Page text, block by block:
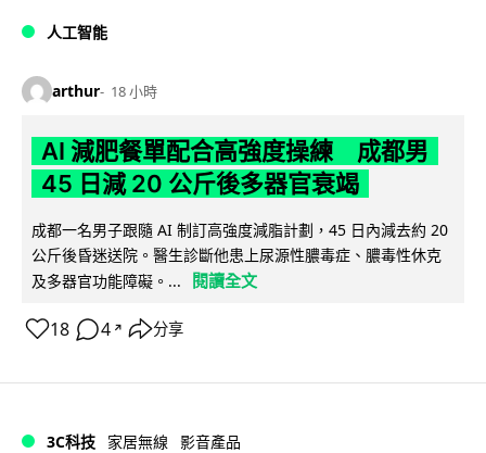
人工智能
arthur 18 小時
AI 減肥餐單配合高強度操練 成都男
45 日減 20 公斤後多器官衰竭
成都一名男子跟隨 AI 制訂高強度減脂計劃，45 日內減去約 20
公斤後昏迷送院。醫生診斷他患上尿源性膿毒症、膿毒性休克
及多器官功能障礙。...
閱讀全文
18 4 ↗ 分享
3C科技 家居無線 影音產品